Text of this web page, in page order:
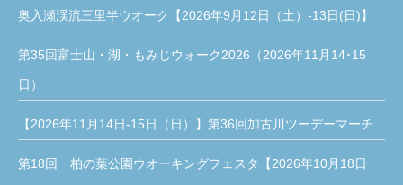
奥入瀬渓流三里半ウオーク【2026年9月12日（土）-13日(日)】
第35回富士山・湖・もみじウォーク2026（2026年11月14･15
日）
【2026年11月14日-15日（日）】第36回加古川ツーデーマーチ
第18回 柏の葉公園ウオーキングフェスタ【2026年10月18日